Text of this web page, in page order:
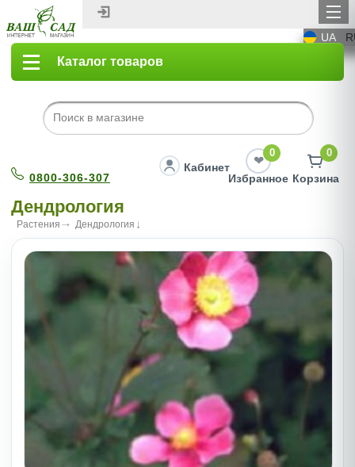
UA
Каталог товаров
0800-306-307
Кабинет
0
Избранное
0
Корзина
Дендрология
Растения Дендрология